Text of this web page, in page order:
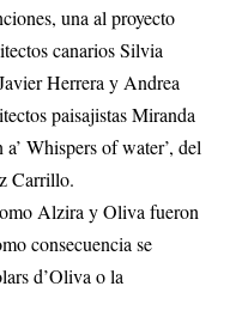
una al proyecto
canarios Silvia
Herrera y Andrea
paisajistas Miranda
Whispers of water’, del
Carrillo.
Alzira y Oliva fueron
consecuencia se
d’Oliva o la